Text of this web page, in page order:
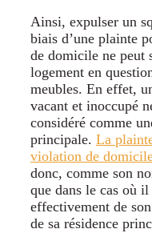
Ainsi, expulser un
biais d’une plainte
de domicile ne peut
logement en
meubles. En effet,
vacant et inoccupé
considéré comme
principale. La
violation de
donc, comme son
que dans le cas où il
effectivement de
de sa résidence